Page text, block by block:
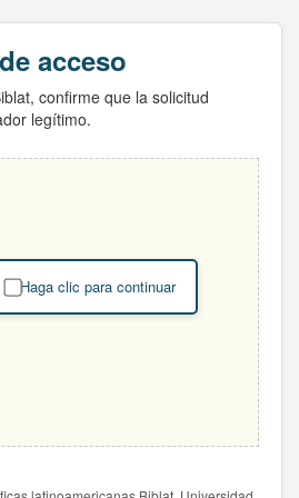
acceso
confirme que la solicitud
legítimo.
Haga clic para continuar